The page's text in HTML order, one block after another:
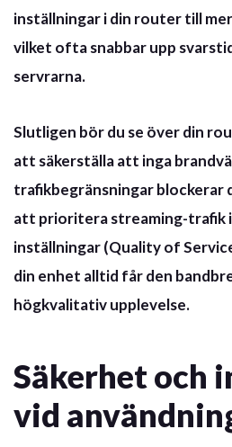
inställningar i din router till
vilket ofta snabbar upp
servrarna.
Slutligen bör du se över din
att säkerställa att inga
trafikbegränsningar blockerar
att prioritera streaming-trafik
inställningar (Quality of
din enhet alltid får den
högkvalitativ upplevelse.
Säkerhet och
vid